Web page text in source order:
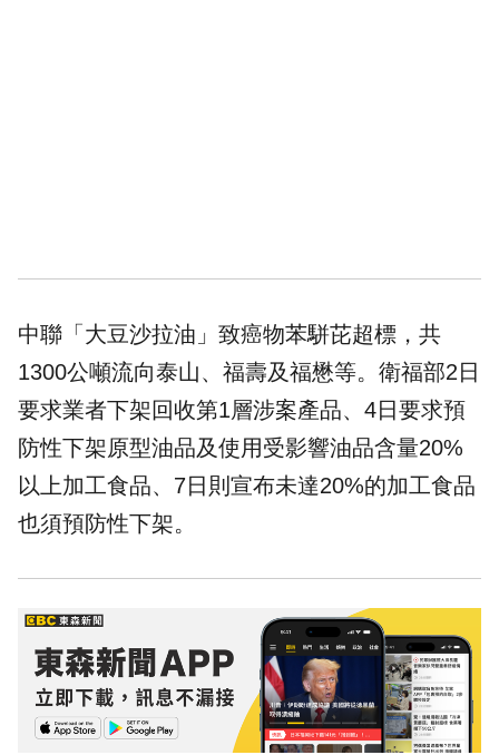
中聯「大豆沙拉油」致癌物苯駢芘超標，共
1300公噸流向泰山、福壽及福懋等。衛福部2日
要求業者下架回收第1層涉案產品、4日要求預
防性下架原型油品及使用受影響油品含量20%
以上加工食品、7日則宣布未達20%的加工食品
也須預防性下架。